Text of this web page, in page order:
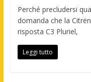
Perché precludersi
domanda che la
risposta C3 Pluriel,
Leggi tutto